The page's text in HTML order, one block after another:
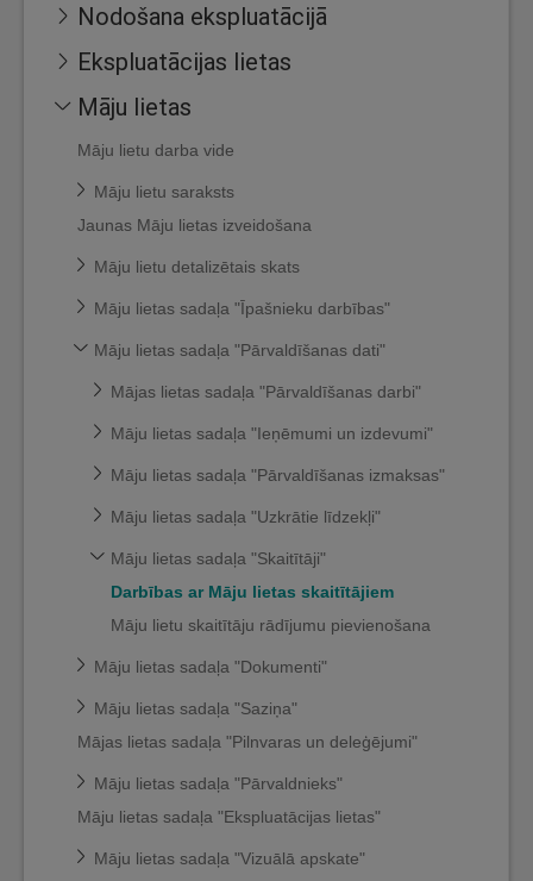
Nodošana ekspluatācijā
Ekspluatācijas lietas
Māju lietas
Māju lietu darba vide
Māju lietu saraksts
Jaunas Māju lietas izveidošana
Māju lietu detalizētais skats
Māju lietas sadaļa "Īpašnieku darbības"
Māju lietas sadaļa "Pārvaldīšanas dati"
Mājas lietas sadaļa "Pārvaldīšanas darbi"
Māju lietas sadaļa "Ieņēmumi un izdevumi"
Māju lietas sadaļa "Pārvaldīšanas izmaksas"
Māju lietas sadaļa "Uzkrātie līdzekļi"
Māju lietas sadaļa "Skaitītāji"
Darbības ar Māju lietas skaitītājiem
Māju lietu skaitītāju rādījumu pievienošana
Māju lietas sadaļa "Dokumenti"
Māju lietas sadaļa "Saziņa"
Mājas lietas sadaļa "Pilnvaras un deleģējumi"
Māju lietas sadaļa "Pārvaldnieks"
Māju lietas sadaļa "Ekspluatācijas lietas"
Māju lietas sadaļa "Vizuālā apskate"